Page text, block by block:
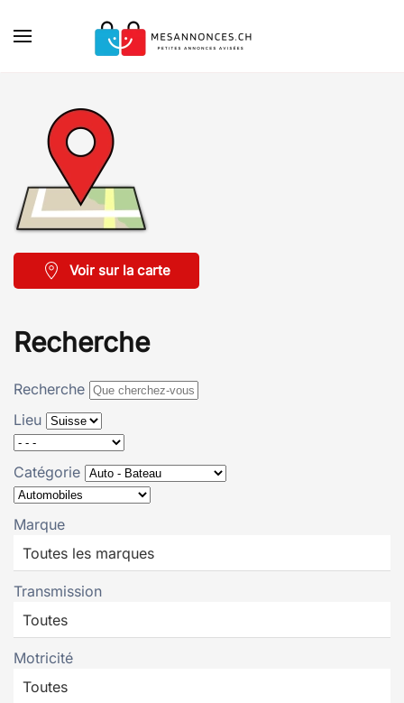
Accéder au contenu principal
Voir sur la carte
Recherche
Recherche
Lieu
Catégorie
Marque
Transmission
Motricité